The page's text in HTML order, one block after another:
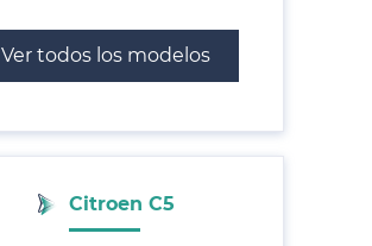
Ver todos los modelos
Citroen C5